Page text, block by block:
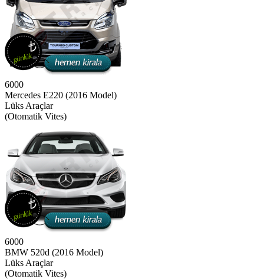
6000
Mercedes E220 (2016 Model)
Lüks Araçlar
(Otomatik Vites)
6000
BMW 520d (2016 Model)
Lüks Araçlar
(Otomatik Vites)